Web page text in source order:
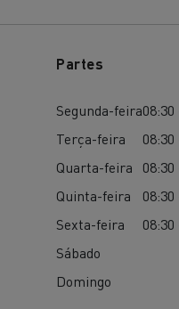
Partes
Segunda-feira
Terça-feira
Quarta-feira
Quinta-feira
Sexta-feira
Sábado
Domingo